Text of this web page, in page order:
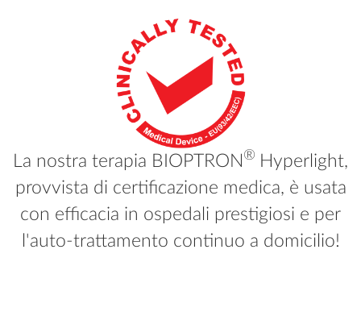
La nostra terapia BIOPTRON ® Hyperlight,
provvista di certificazione medica, è usata
con efficacia in ospedali prestigiosi e per
l'auto-trattamento continuo a domicilio!